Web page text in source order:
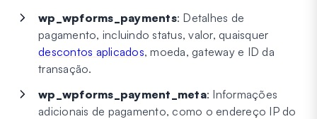
wp_wpforms_payments: Detalhes de
pagamento, incluindo status, valor, quaisquer
descontos aplicados, moeda, gateway e ID da
transação.
wp_wpforms_payment_meta: Informações
adicionais de pagamento, como o endereço IP do